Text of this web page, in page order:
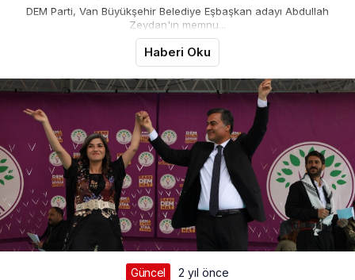
DEM Parti, Van Büyükşehir Belediye Eşbaşkan adayı Abdullah
Zeydan'ın memnu...
Haberi Oku
Güncel 2 yıl önce